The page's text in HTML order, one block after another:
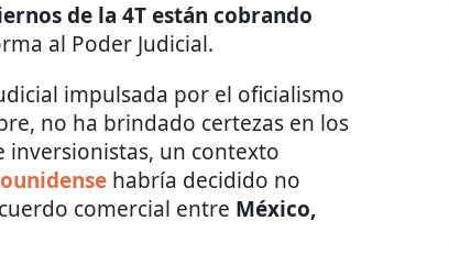
de la 4T están cobrando
al Poder Judicial.
impulsada por el oficialismo
no ha brindado certezas en los
inversionistas, un contexto
habría decidido no
comercial entre México,